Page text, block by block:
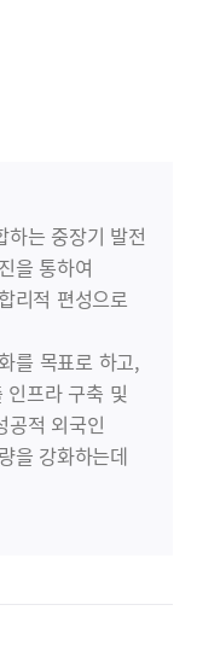
하는 중장기 발전
을 통하여
리적 편성으로
를 목표로 하고,
인프라 구축 및
공적 외국인
을 강화하는데